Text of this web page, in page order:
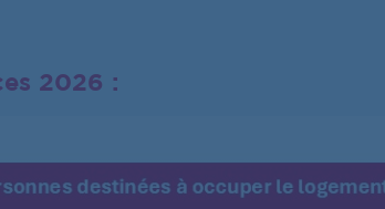
2026 :